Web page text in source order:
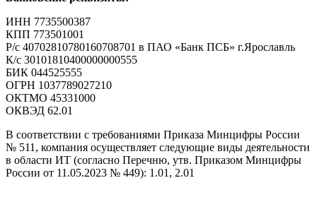
ИНН 7735500387
КПП 773501001
Р/с 40702810780160708701 в ПАО «Банк ПСБ» г.Ярославль
К/с 30101810400000000555
БИК 044525555
ОГРН 1037789027210
ОКТМО 45331000
ОКВЭД 62.01
В соответствии с требованиями Приказа Минцифры России
№ 511, компания осуществляет следующие виды деятельности
в области ИТ (согласно Перечню, утв. Приказом Минцифры
России от 11.05.2023 № 449): 1.01, 2.01